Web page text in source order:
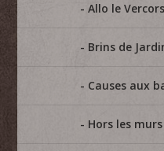
Allo le
Brins de
Causes aux
Hors les murs